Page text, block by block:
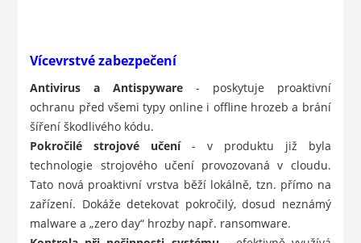
Vícevrstvé zabezpečení
Antivirus a Antispyware - poskytuje proaktivní
ochranu před všemi typy online i offline hrozeb a brání
šíření škodlivého kódu.
Pokročilé strojové učení- v produktu již byla
technologie strojového učení provozovaná v cloudu.
Tato nová proaktivní vrstva běží lokálně, tzn. přímo na
zařízení. Dokáže detekovat pokročilý, dosud neznámý
malware a „zero day“ hrozby např. ransomware.